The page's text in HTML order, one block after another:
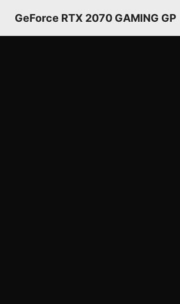
GeForce RTX 2070 GAMING GP